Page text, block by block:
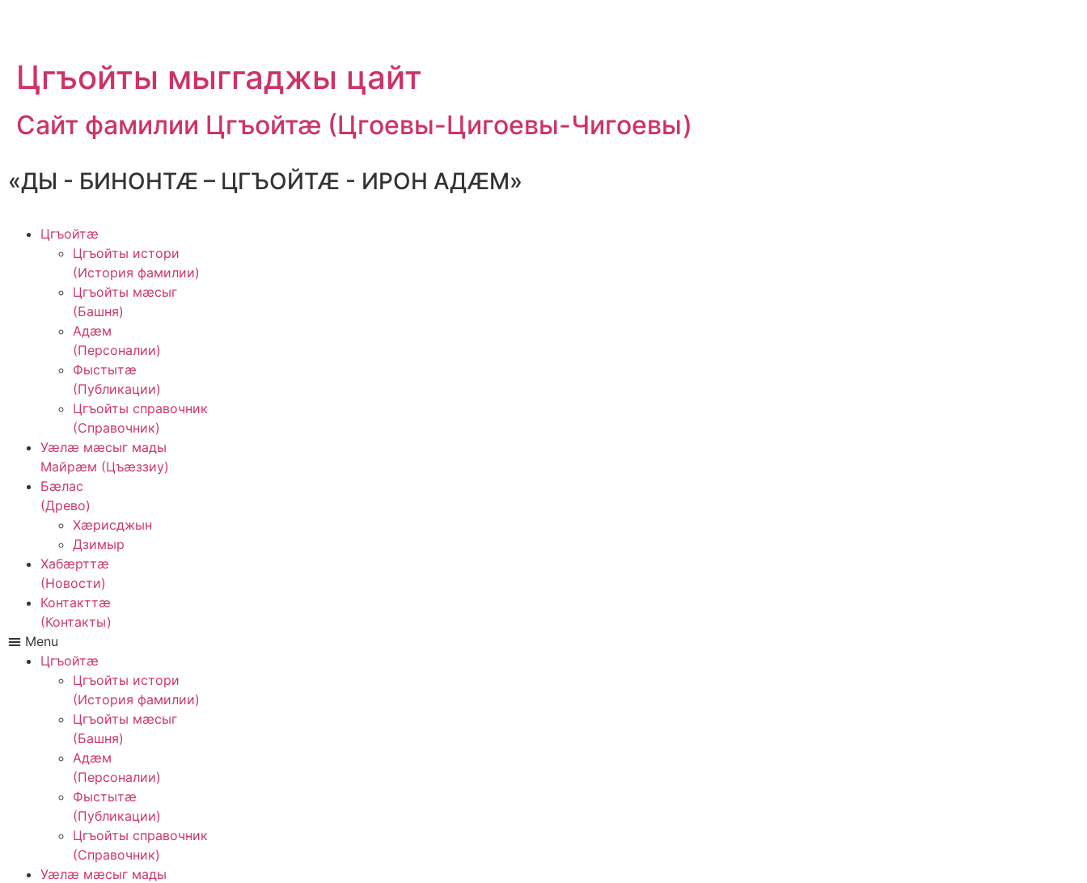
Цгъойты мыггаджы цайт
Сайт фамилии Цгъойтӕ (Цгоевы-Цигоевы-Чигоевы)
«ДЫ - БИНОНТӔ – ЦГЪОЙТӔ - ИРОН АДӔМ»
Цгъойтæ
Цгъойты истори
(История фамилии)
Цгъойты мæсыг
(Башня)
Адӕм
(Персоналии)
Фыстытӕ
(Публикации)
Цгъойты справочник
(Справочник)
Уӕлӕ мӕсыг мады
Майрӕм (Цъӕззиу)
Бӕлас
(Древо)
Хӕрисджын
Дзимыр
Хабӕрттӕ
(Новости)
Контакттӕ
(Контакты)
Menu
Цгъойтæ
Цгъойты истори
(История фамилии)
Цгъойты мæсыг
(Башня)
Адӕм
(Персоналии)
Фыстытӕ
(Публикации)
Цгъойты справочник
(Справочник)
Уӕлӕ мӕсыг мады